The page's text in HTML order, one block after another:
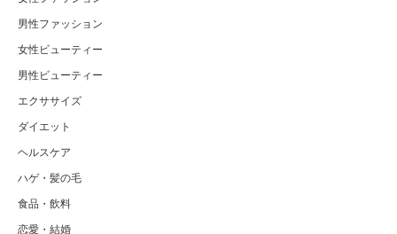
男性ファッション
女性ビューティー
男性ビューティー
エクササイズ
ダイエット
ヘルスケア
ハゲ・髪の毛
食品・飲料
恋愛・結婚